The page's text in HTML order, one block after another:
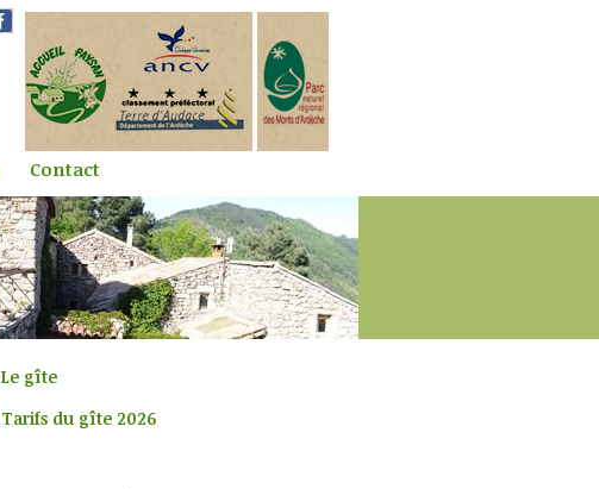
Contact
Le gîte
Tarifs du gîte 2026